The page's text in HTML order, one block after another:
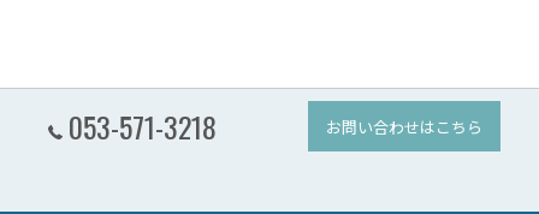
053-571-3218 お問い合わせはこちら